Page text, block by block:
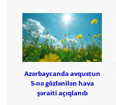
Azərbaycanda avqustun
5-nə gözlənilən hava
şəraiti açıqlanıb